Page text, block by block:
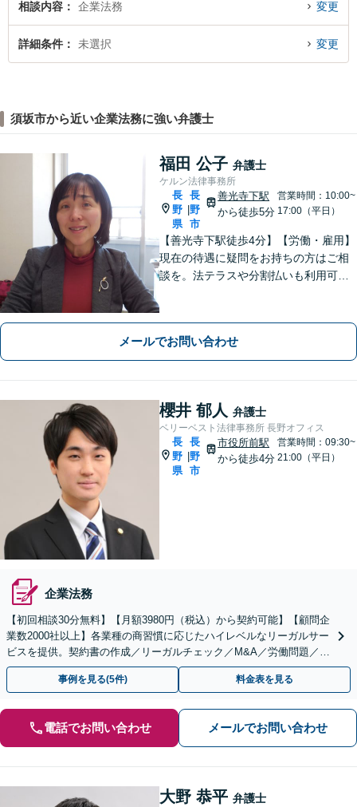
相談内容 企業法務 変更
詳細条件 未選択 変更
須坂市から近い企業法務に強い弁護士
福田 公子 弁護士
ケルン法律事務所
長
野
県
|
長
野
市
善光寺下駅
から徒歩5分
営業時間：10:00~
17:00（平日）
【善光寺下駅徒歩4分】【労働・雇用】
現在の待遇に疑問をお持ちの方はご相
談を。法テラスや分割払いも利用可
メールでお問い合わせ
櫻井 郁人 弁護士
ベリーベスト法律事務所 長野オフィス
長
野
県
|
長
野
市
市役所前駅
から徒歩4分
営業時間：09:30~
21:00（平日）
企業法務
【初回相談30分無料】【月額3980円（税込）から契約可能】【顧問企
業数2000社以上】各業種の商習慣に応じたハイレベルなリーガルサー
ビスを提供。契約書の作成／リーガルチェック／M&A／労働問題／知
的財産等、お任せください【他士業連携可能】
事例を見る(5件) 料金表を見る
電話でお問い合わせ メールでお問い合わせ
大野 恭平 弁護士